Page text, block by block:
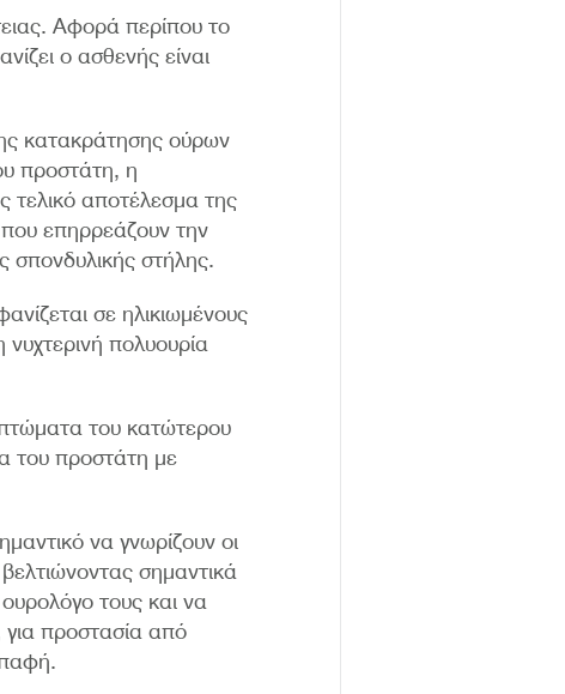
Αφορά περίπου το
ο ασθενής είναι
κατακράτησης ούρων
προστάτη, η
τελικό αποτέλεσμα της
επηρρεάζουν την
στήλης.
σε ηλικιωμένους
πολυουρία
του κατώτερου
του προστάτη με
να γνωρίζουν οι
σημαντικά
τους και να
για προστασία από